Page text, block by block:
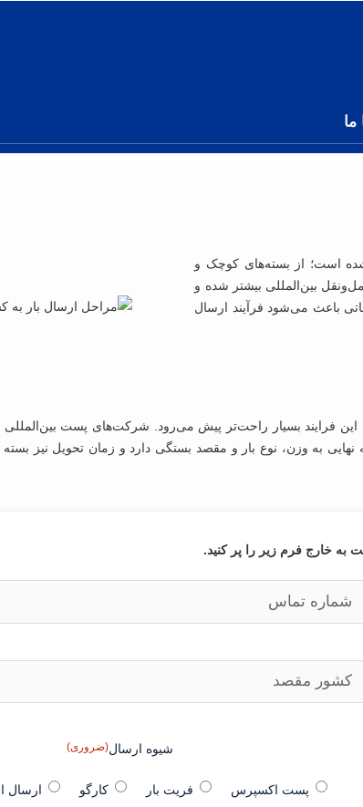
ما
است؛ از بسته‌های کوچک و
بین‌المللی بیشتر شده و
باعث می‌شود فرآیند ارسال
فرایند بسیار راحت‌تر پیش می‌رود. شرکت‌های پست بین‌المللی
نهایی به وزن، نوع بار و مقصد بستگی دارد و زمان تحویل نیز
به خارج فرم زیر را پر کنید.
شیوه ارسال(ضروری)
پست اکسپرس فریت بار کارگو ارسال